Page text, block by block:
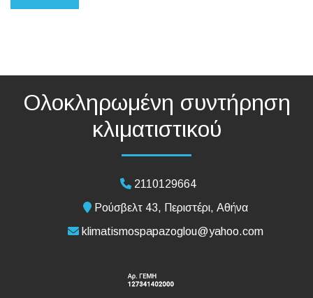
Ολοκληρωμένη συντήρηση
κλιματιστικού
2110129664
Ρούσβελτ 43, Περιστέρι, Αθήνα
klimatismospapazoglou@yahoo.com